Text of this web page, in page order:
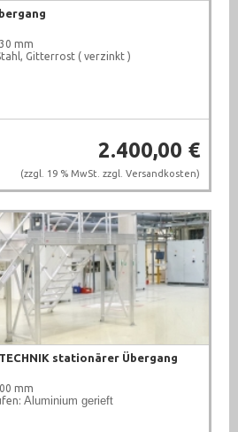
mm
Gitterrost ( verzinkt )
2.400,00 €
(zzgl. 19 % MwSt. zzgl. Versandkosten)
stationärer Übergang
mm
Aluminium gerieft